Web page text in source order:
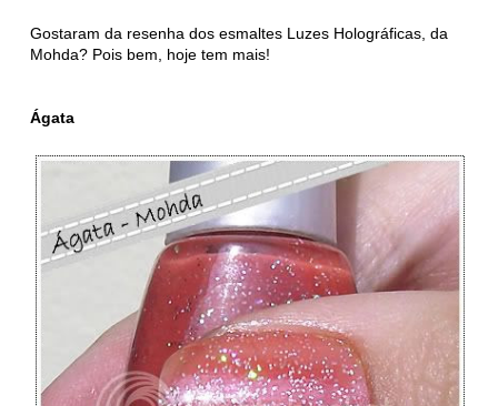
Gostaram da resenha dos esmaltes Luzes Holográficas, da
Mohda? Pois bem, hoje tem mais!
Ágata